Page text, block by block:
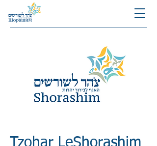
Tzohar LeShorashim